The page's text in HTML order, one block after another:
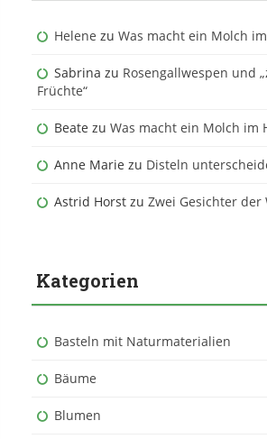
Helene zu Was macht ein Molch
Sabrina zu Rosengallwespen und
Früchte“
Beate zu Was macht ein Molch im
Anne Marie zu Disteln
Astrid Horst zu Zwei Gesichter der
Kategorien
Basteln mit Naturmaterialien
Bäume
Blumen